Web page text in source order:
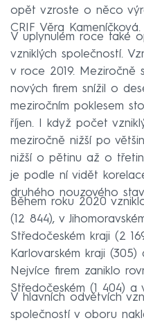
opět vzroste o něco
CRIF Věra Kameníčková.
V uplynulém roce také
vzniklých společností.
v roce 2019. Meziročně
nových firem snížil o
meziročním poklesem
říjen. I když počet
meziročně nižší po
nižší o pětinu až o
je podle ní vidět
druhého nouzového
Během roku 2020
(12 844), v
Středočeském kraji (2
Karlovarském kraji
Nejvíce firem zaniklo
Středočeském (1 404) a
V hlavních odvětvích
společností v oboru